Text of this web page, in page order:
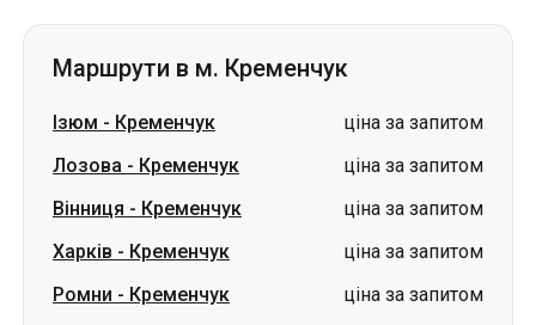
Маршрути в м. Кременчук
Ізюм - Кременчук
ціна за запитом
Лозова - Кременчук
ціна за запитом
Вінниця - Кременчук
ціна за запитом
Харків - Кременчук
ціна за запитом
Ромни - Кременчук
ціна за запитом